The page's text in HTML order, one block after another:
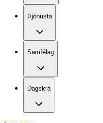
Þjónusta
Samfélag
Dagskrá